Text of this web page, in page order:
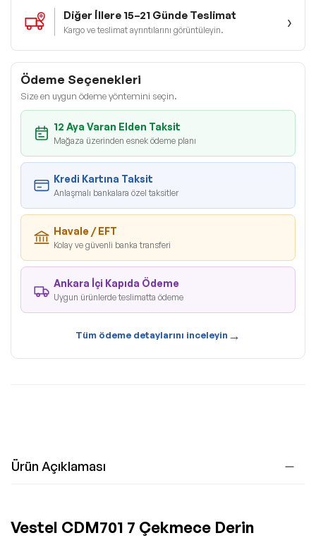
Diğer İllere 15–21 Günde Teslimat
Kargo ve teslimat ayrıntılarını görüntüleyin. ›
Ödeme Seçenekleri
Size en uygun ödeme yöntemini seçin.
12 Aya Varan Elden Taksit
Mağaza üzerinden esnek ödeme planı
Kredi Kartına Taksit
Anlaşmalı bankalara özel taksitler
Havale / EFT
Kolay ve güvenli banka transferi
Ankara İçi Kapıda Ödeme
Uygun ürünlerde teslimatta ödeme
Tüm ödeme detaylarını inceleyin →
Ürün Açıklaması
Vestel CDM701 7 Çekmece Derin